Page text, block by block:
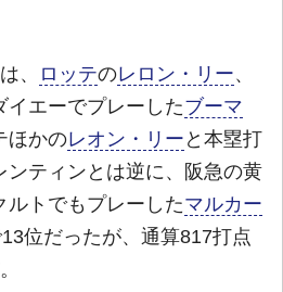
、 ロッテのレロン・リー、
イエーでプレーしたブーマ
ほかのレオン・リー と本塁打
ンティンとは逆に、阪急の黄
トでもプレーしたマルカー
位だったが、通算817打点